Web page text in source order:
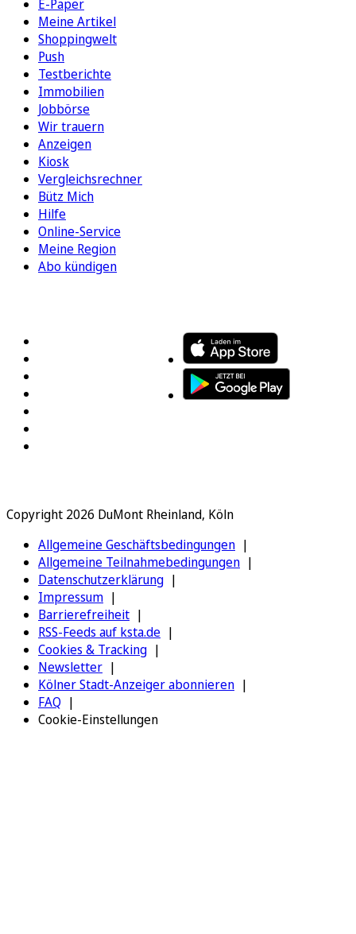
E-Paper
Meine Artikel
Shoppingwelt
Push
Testberichte
Immobilien
Jobbörse
Wir trauern
Anzeigen
Kiosk
Vergleichsrechner
Bütz Mich
Hilfe
Online-Service
Meine Region
Abo kündigen
Copyright 2026 DuMont Rheinland, Köln
Allgemeine Geschäftsbedingungen
Allgemeine Teilnahmebedingungen
Datenschutzerklärung
Impressum
Barrierefreiheit
RSS-Feeds auf ksta.de
Cookies & Tracking
Newsletter
Kölner Stadt-Anzeiger abonnieren
FAQ
Cookie-Einstellungen